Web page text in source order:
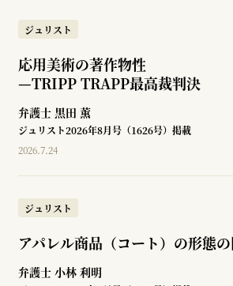
ジュリスト
応用美術の著作物性
—TRIPP TRAPP最高裁判決
弁護士 黒田 薫
ジュリスト2026年8月号（1626号）掲載
2026.7.24
ジュリスト
アパレル商品（コート）の形態
弁護士 小林 利明